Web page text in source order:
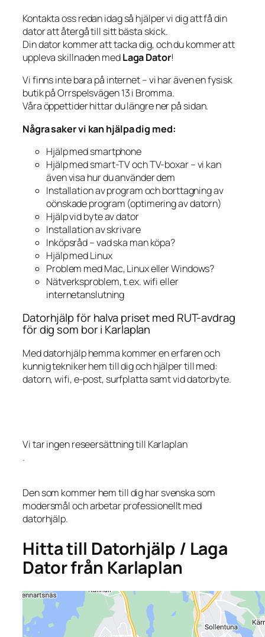
Kontakta oss redan idag så hjälper vi dig att få din
dator att återgå till sitt bästa skick.
Din dator kommer att tacka dig, och du kommer att
uppleva skillnaden medLaga Dator!
Vi finns inte bara på internet – vi har även en fysisk
butik på Orrspelsvägen 13 i Bromma.
Våra öppettider hittar du längre ner på sidan.
Några saker vi kan hjälpa dig med:
Hjälp med smartphone
Hjälp med smart-TV och TV-boxar – vi kan
även visa hur du använder dem
Installation av program och borttagning av
oönskade program (optimering av datorn)
Hjälp vid byte av dator
Installation av skrivare
Inköpsråd – vad ska man köpa?
Hjälp med Linux
Problem med Mac, Linux eller Windows?
Nätverksproblem, t.ex. wifi eller
internetanslutning
Datorhjälp för halva priset med RUT-avdrag
för dig som bor i Karlaplan
Med datorhjälp hemma kommer en erfaren och
kunnig tekniker hem till dig och hjälper till med:
datorn, wifi, e-post, surfplatta samt vid datorbyte.
Vi tar ingen reseersättning till Karlaplan
.
Den som kommer hem till dig har svenska som
modersmål och arbetar professionellt med
datorhjälp.
Hitta till Datorhjälp / Laga
Dator från Karlaplan